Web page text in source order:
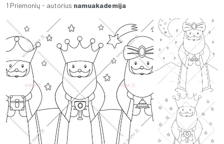
1 Priemonių - autorius namuakademija